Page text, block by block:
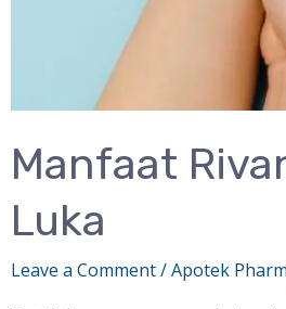
Manfaat
Luka
Leave a Comment/Apotek